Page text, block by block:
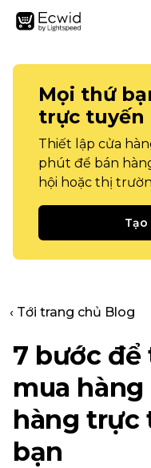
Mọi thứ
trực tuyến
Thiết lập cửa
phút để bán
hội hoặc thị
‹ Tới trang chủ Blog
7 bước
mua
hàng trực
bạn